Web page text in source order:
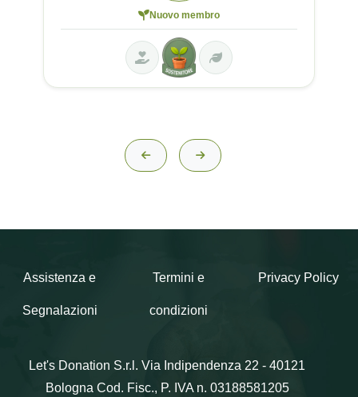
Nuovo membro
Assistenza e
Segnalazioni
Termini e
condizioni
Privacy Policy
Let's Donation S.r.l. Via Indipendenza 22 - 40121
Bologna Cod. Fisc., P. IVA n. 03188581205